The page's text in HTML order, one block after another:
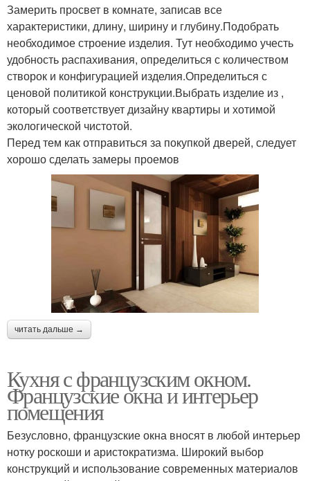
Замерить просвет в комнате, записав все
характеристики, длину, ширину и глубину.Подобрать
необходимое строение изделия. Тут необходимо учесть
удобность распахивания, определиться с количеством
створок и конфигурацией изделия.Определиться с
ценовой политикой конструкции.Выбрать изделие из ,
который соответствует дизайну квартиры и хотимой
экологической чистотой.
Перед тем как отправиться за покупкой дверей, следует
хорошо сделать замеры проемов
читать дальше →
Кухня с французским окном.
Французские окна и интерьер
помещения
Безусловно, французские окна вносят в любой интерьер
нотку роскоши и аристократизма. Широкий выбор
конструкций и использование современных материалов